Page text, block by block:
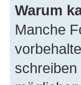
Warum
Manche